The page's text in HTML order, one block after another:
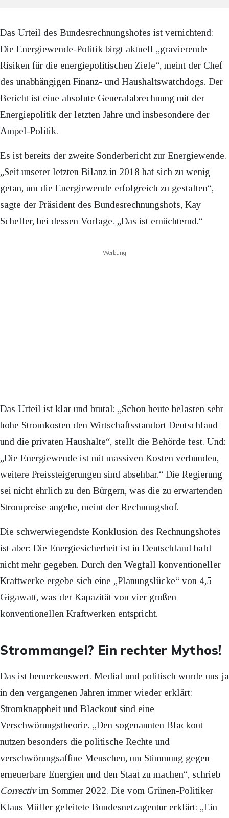
Das Urteil des Bundesrechnungshofes ist vernichtend:
Die Energiewende-Politik birgt aktuell „gravierende
Risiken für die energiepolitischen Ziele“, meint der Chef
des unabhängigen Finanz- und Haushaltswatchdogs. Der
Bericht ist eine absolute Generalabrechnung mit der
Energiepolitik der letzten Jahre und insbesondere der
Ampel-Politik.
Es ist bereits der zweite Sonderbericht zur Energiewende.
„Seit unserer letzten Bilanz in 2018 hat sich zu wenig
getan, um die Energiewende erfolgreich zu gestalten“,
sagte der Präsident des Bundesrechnungshofs, Kay
Scheller, bei dessen Vorlage. „Das ist ernüchternd.“
Werbung
Das Urteil ist klar und brutal: „Schon heute belasten sehr
hohe Stromkosten den Wirtschaftsstandort Deutschland
und die privaten Haushalte“, stellt die Behörde fest. Und:
„Die Energiewende ist mit massiven Kosten verbunden,
weitere Preissteigerungen sind absehbar.“ Die Regierung
sei nicht ehrlich zu den Bürgern, was die zu erwartenden
Strompreise angehe, meint der Rechnungshof.
Die schwerwiegendste Konklusion des Rechnungshofes
ist aber: Die Energiesicherheit ist in Deutschland bald
nicht mehr gegeben. Durch den Wegfall konventioneller
Kraftwerke ergebe sich eine „Planungslücke“ von 4,5
Gigawatt, was der Kapazität von vier großen
konventionellen Kraftwerken entspricht.
Strommangel? Ein rechter Mythos!
Das ist bemerkenswert. Medial und politisch wurde uns ja
in den vergangenen Jahren immer wieder erklärt:
Stromknappheit und Blackout sind eine
Verschwörungstheorie. „Den sogenannten Blackout
nutzen besonders die politische Rechte und
verschwörungsaffine Menschen, um Stimmung gegen
erneuerbare Energien und den Staat zu machen“, schrieb
Correctivim Sommer 2022. Die vom Grünen-Politiker
Klaus Müller geleitete Bundesnetzagentur erklärt: „Ein